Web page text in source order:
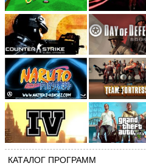
КАТАЛОГ ПРОГРАММ